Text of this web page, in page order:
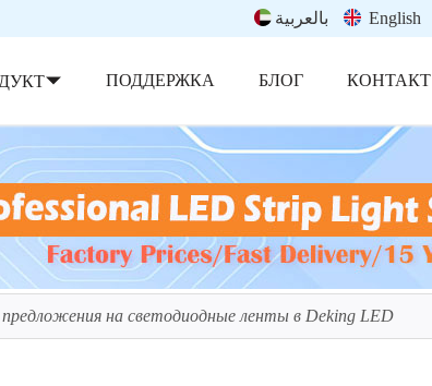
بالعربية English
ПОДДЕРЖКА БЛОГ КОНТАКТ
на светодиодные ленты в Deking LED